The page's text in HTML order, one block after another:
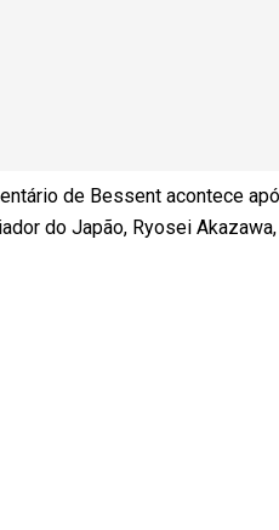
de Bessent acontece
do Japão, Ryosei